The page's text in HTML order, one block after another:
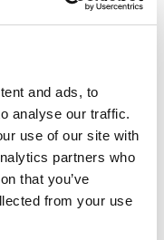
and ads, to
analyse our traffic.
use of our site with
partners who
that you’ve
from your use